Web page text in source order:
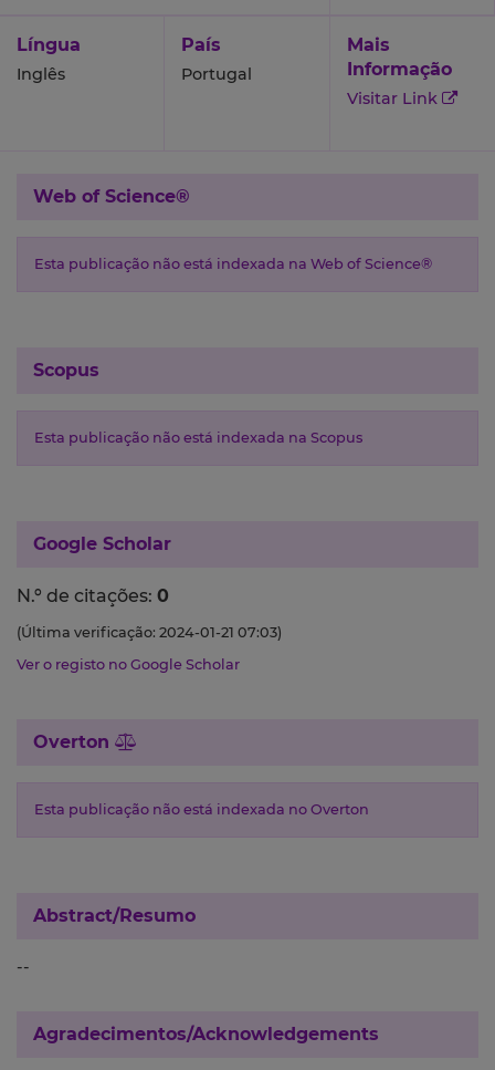
Língua
Inglês
País
Portugal
Mais
Informação
Visitar Link
Web of Science®
Esta publicação não está indexada na Web of Science®
Scopus
Esta publicação não está indexada na Scopus
Google Scholar
N.º de citações: 0
(Última verificação: 2024-01-21 07:03)
Ver o registo no Google Scholar
Overton
Esta publicação não está indexada no Overton
Abstract/Resumo
--
Agradecimentos/Acknowledgements